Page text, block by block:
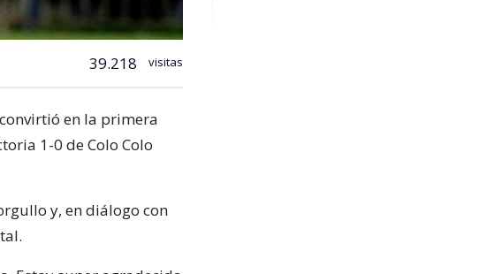
39.218 visitas
en la primera
1-0 de Colo Colo
y, en diálogo con